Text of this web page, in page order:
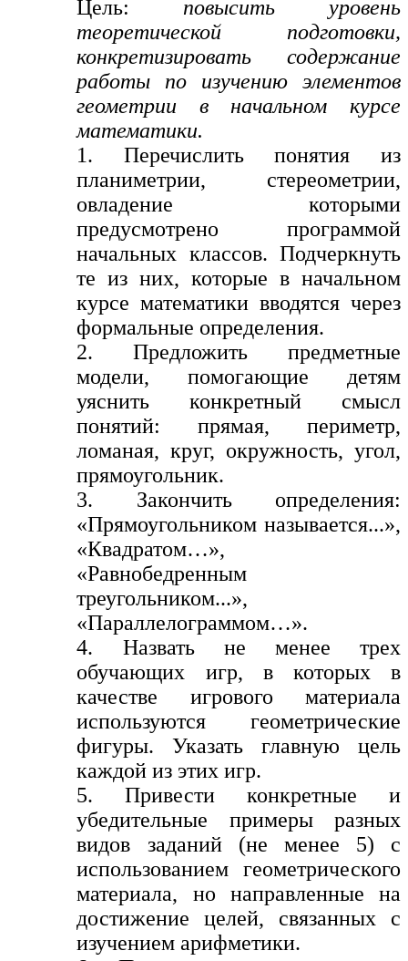
Цель: повысить уровень
теоретической подготовки,
конкретизировать содержание
работы по изучению элементов
геометрии в начальном курсе
математики.
1. Перечислить понятия из
планиметрии, стереометрии,
овладение которыми
предусмотрено программой
начальных классов. Подчеркнуть
те из них, которые в начальном
курсе математики вводятся через
формальные определения.
2. Предложить предметные
модели, помогающие детям
уяснить конкретный смысл
понятий: прямая, периметр,
ломаная, круг, окружность, угол,
прямоугольник.
3. Закончить определения:
«Прямоугольником называется...»,
«Квадратом…»,
«Равнобедренным
треугольником...»,
«Параллелограммом…».
4. Назвать не менее трех
обучающих игр, в которых в
качестве игрового материала
используются геометрические
фигуры. Указать главную цель
каждой из этих игр.
5. Привести конкретные и
убедительные примеры разных
видов заданий (не менее 5) с
использованием геометрического
материала, но направленные на
достижение целей, связанных с
изучением арифметики.